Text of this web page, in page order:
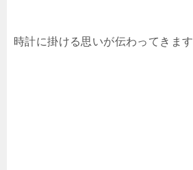
時計に掛ける思いが伝わってきます